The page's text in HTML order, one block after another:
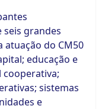
grandes
do CM50
educação e
sistemas
e